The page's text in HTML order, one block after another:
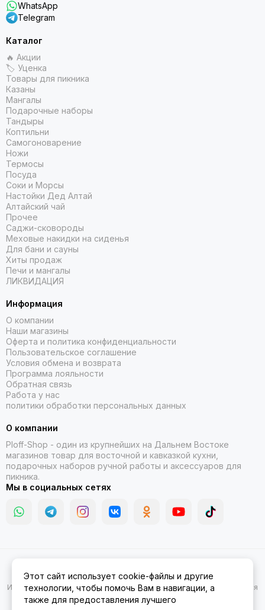
WhatsApp
Telegram
Каталог
🔥 Акции
🏷 Уценка
Товары для пикника
Казаны
Мангалы
Подарочные наборы
Тандыры
Коптильни
Самогоноварение
Ножи
Термосы
Посуда
Соки и Морсы
Настойки Дед Алтай
Алтайский чай
Прочее
Саджи-сковороды
Меховые накидки на сиденья
Для бани и сауны
Хиты продаж
Печи и мангалы
ЛИКВИДАЦИЯ
Информация
О компании
Наши магазины
Оферта и политика конфиденциальности
Пользовательское соглашение
Условия обмена и возврата
Программа лояльности
Обратная связь
Работа у нас
политики обработки персональных данных
О компании
Ploff-Shop - один из крупнейших на Дальнем Востоке
магазинов товар для восточной и кавказкой кухни,
подарочных наборов ручной работы и аксессуаров для
пикника.
Мы в социальных сетях
Амуре.Карта сайта
Информация на сайте носит ознакомительный характер и не является
публичной офертой.
Этот сайт использует cookie-файлы и другие
технологии, чтобы помочь Вам в навигации, а
также для предоставления лучшего